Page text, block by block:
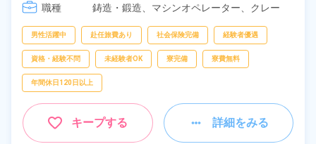
職種
鋳造・鍛造、 マシンオペレーター、 クレー
男性活躍中 赴任旅費あり 社会保険完備 経験者優遇
資格・経験不問 未経験者OK 寮完備 寮費無料
年間休日120日以上
キープする 詳細をみる